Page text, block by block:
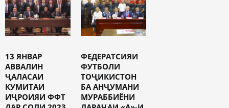
13 ЯНВАР
АВВАЛИН
ҶАЛАСАИ
КУМИТАИ
ИҶРОИЯИ ФФТ
ФЕДЕРАТСИЯИ
ФУТБОЛИ
ТОҶИКИСТОН
БА АНҶУМАНИ
МУРАББИЁНИ